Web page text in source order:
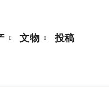
文物 投稿